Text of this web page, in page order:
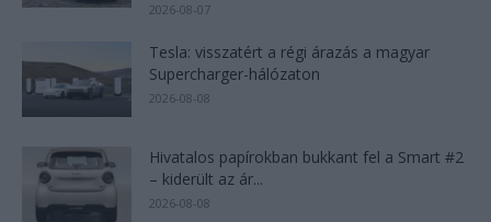
2026-08-07
Tesla: visszatért a régi árazás a magyar
Supercharger-hálózaton
2026-08-08
Hivatalos papírokban bukkant fel a Smart #2
– kiderült az ár...
2026-08-08